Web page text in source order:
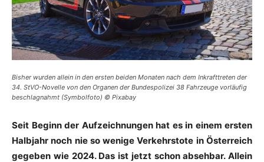
Bisher wurden allein in den ersten beiden Monaten nach dem Inkrafttreten der
34. StVO-Novelle von den Organen der Bundespolizei 38 Fahrzeuge vorläufig
beschlagnahmt (Symbolfoto) © Pixabay
Seit Beginn der Aufzeichnungen hat es in einem ersten
Halbjahr noch nie so wenige Verkehrstote in Österreich
gegeben wie 2024. Das ist jetzt schon absehbar. Allein